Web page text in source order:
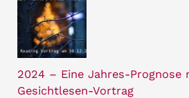
2024 – Eine Jahres-Prognose
Gesichtlesen-Vortrag